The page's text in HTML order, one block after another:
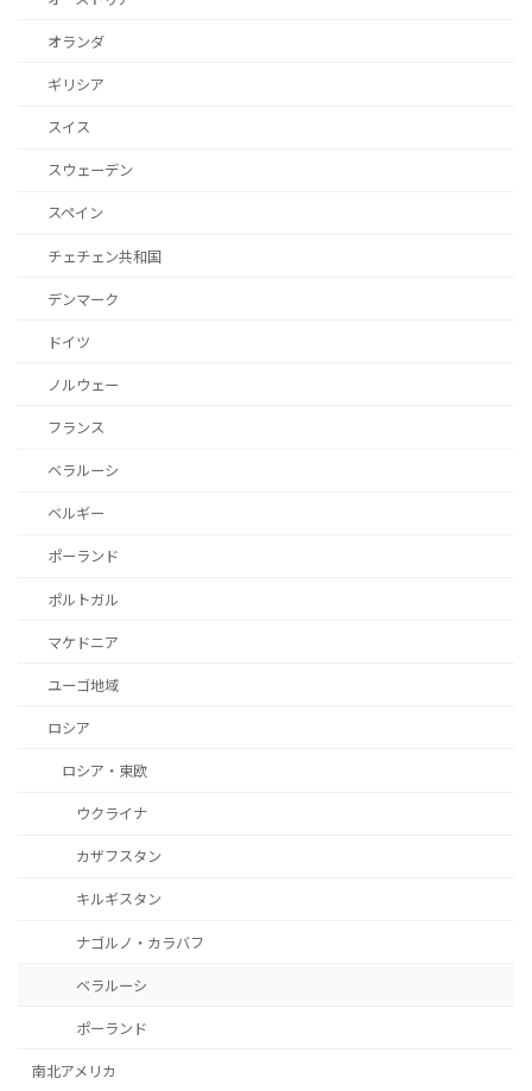
オランダ
ギリシア
スイス
スウェーデン
スペイン
チェチェン共和国
デンマーク
ドイツ
ノルウェー
フランス
ベラルーシ
ベルギー
ポーランド
ポルトガル
マケドニア
ユーゴ地域
ロシア
ロシア・東欧
ウクライナ
カザフスタン
キルギスタン
ナゴルノ・カラバフ
ベラルーシ
ポーランド
南北アメリカ